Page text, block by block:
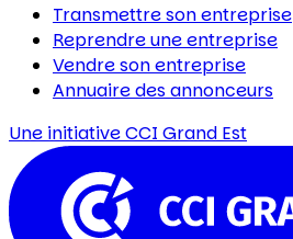
Transmettre son entreprise
Reprendre une entreprise
Vendre son entreprise
Annuaire des annonceurs
Une initiativeCCI Grand Est